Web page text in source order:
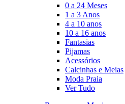
0 a 24 Meses
1 a 3 Anos
4 a 10 anos
10 a 16 anos
Fantasias
Pijamas
Acessórios
Calcinhas e Meias
Moda Praia
Ver Tudo